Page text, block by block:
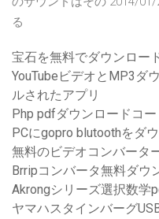
る
宝石を無料でダウンロー
YouTubeビデオとMP3ダ
ルされたアプリ
Php pdfダウンロードコー
PCにgopro blutoothをダ
無料のビデオコンバータ
Brripコンバータ無料ダウ
Akrongシリーズ選択数学
ヤマハスタインバーグ